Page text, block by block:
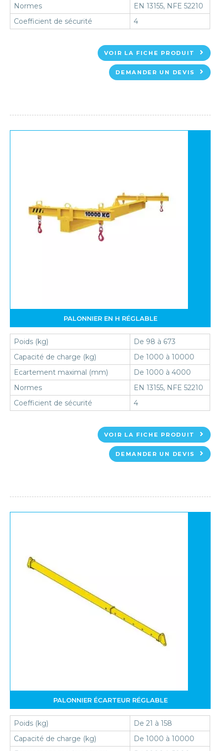
Normes
EN 13155, NFE 52210
Coefficient de sécurité
4
VOIR LA FICHE PRODUIT
DEMANDER UN DEVIS
PALONNIER EN H RÉGLABLE
Poids (kg)
De 98 à 673
Capacité de charge (kg)
De 1000 à 10000
Ecartement maximal (mm)
De 1000 à 4000
Normes
EN 13155, NFE 52210
Coefficient de sécurité
4
VOIR LA FICHE PRODUIT
DEMANDER UN DEVIS
PALONNIER ÉCARTEUR RÉGLABLE
Poids (kg)
De 21 à 158
Capacité de charge (kg)
De 1000 à 10000